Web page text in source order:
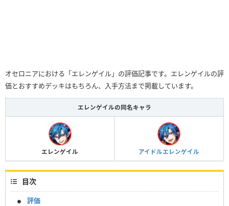
オセロニアにおける「エレンゲイル」の評価記事です。エレンゲイルの評
価とおすすめデッキはもちろん、入手方法まで掲載しています。
エレンゲイルの同名キャラ
エレンゲイル アイドルエレンゲイル
目次
評価